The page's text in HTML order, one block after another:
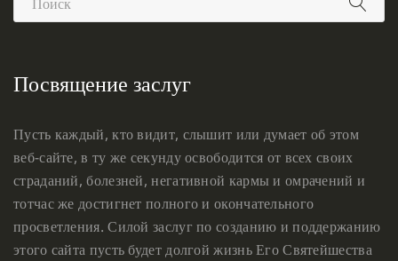
Посвящение заслуг
Пусть каждый, кто видит, слышит или думает об этом
веб-сайте, в ту же секунду освободится от всех своих
страданий, болезней, негативной кармы и омрачений и
тотчас же достигнет полного и окончательного
просветления. Силой заслуг по созданию и поддержанию
этого сайта пусть будет долгой жизнь Его Святейшества